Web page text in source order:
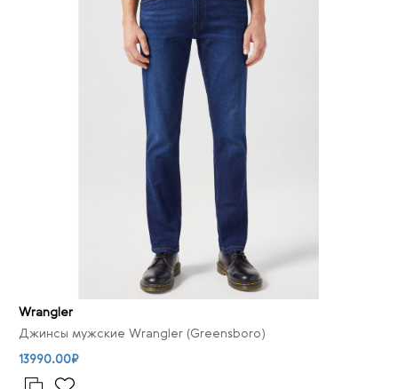
Wrangler
Джинсы мужские Wrangler (Greensboro)
13990.00₽